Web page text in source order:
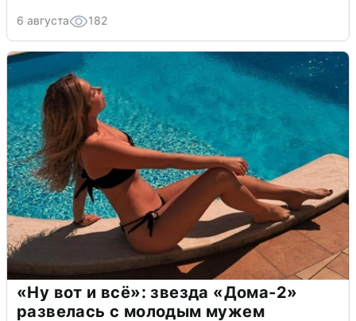
6 августа 182
«Ну вот и всё»: звезда «Дома-2»
развелась с молодым мужем